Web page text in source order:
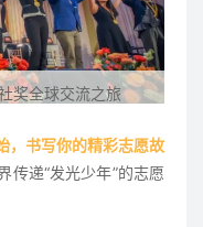
奖全球交流之旅
，书写你的精彩志愿故
传递“发光少年”的志愿